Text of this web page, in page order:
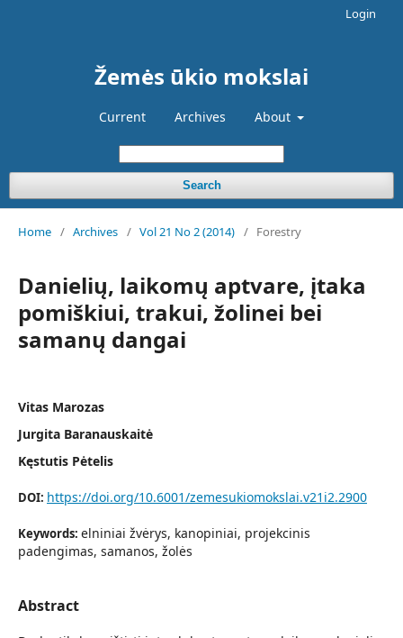
Žemės ūkio mokslai
Current Archives About
Search
Login
Home / Archives / Vol 21 No 2 (2014) / Forestry
Danielių, laikomų aptvare, įtaka
pomiškiui, trakui, žolinei bei
samanų dangai
Vitas Marozas
Jurgita Baranauskaitė
Kęstutis Pėtelis
DOI: https://doi.org/10.6001/zemesukiomokslai.v21i2.2900
Keywords: elniniai žvėrys, kanopiniai, projekcinis
padengimas, samanos, žolės
Abstract